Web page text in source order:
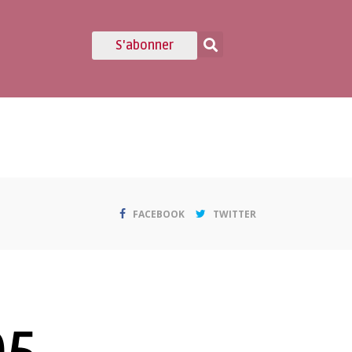
S'abonner
FACEBOOK TWITTER